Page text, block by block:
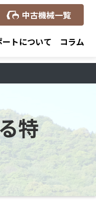
トについて コラム
中古機械一覧
特